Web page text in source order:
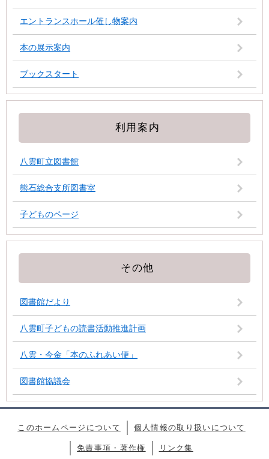
エントランスホール催し物案内
本の展示案内
ブックスタート
利用案内
八雲町立図書館
熊石総合支所図書室
子どものページ
その他
図書館だより
八雲町子どもの読書活動推進計画
八雲・今金「本のふれあい便」
図書館協議会
このホームページについて 個人情報の取り扱いについて
免責事項・著作権 リンク集